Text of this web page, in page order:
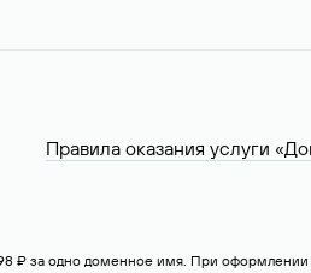
Правила оказания услуги
₽ за одно доменное имя. При